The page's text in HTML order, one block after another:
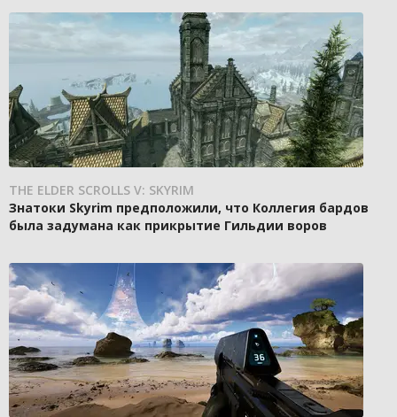
THE ELDER SCROLLS V: SKYRIM
Знатоки Skyrim предположили, что Коллегия бардов
была задумана как прикрытие Гильдии воров